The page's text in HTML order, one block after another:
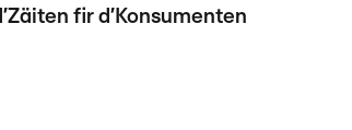
fir d’Konsumenten